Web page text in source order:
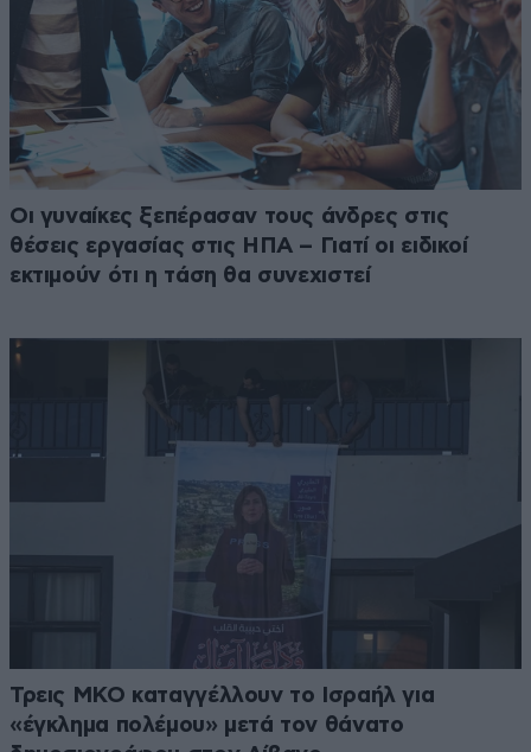
Οι γυναίκες ξεπέρασαν τους άνδρες στις
θέσεις εργασίας στις ΗΠΑ – Γιατί οι ειδικοί
εκτιμούν ότι η τάση θα συνεχιστεί
Τρεις ΜΚΟ καταγγέλλουν το Ισραήλ για
«έγκλημα πολέμου» μετά τον θάνατο